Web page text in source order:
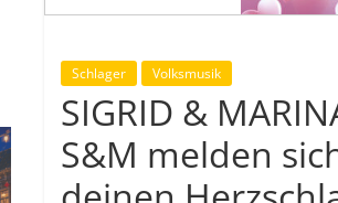
Schlager Volksmusik
SIGRID &
S&M melden